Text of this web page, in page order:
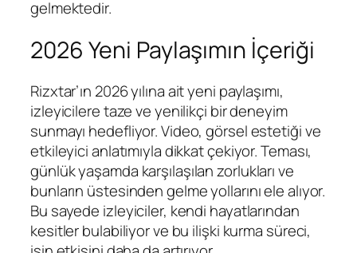
gelmektedir.
2026 Yeni Paylaşımın İçeriği
Rizxtar’ın 2026 yılına ait yeni paylaşımı,
izleyicilere taze ve yenilikçi bir deneyim
sunmayı hedefliyor. Video, görsel estetiği ve
etkileyici anlatımıyla dikkat çekiyor. Teması,
günlük yaşamda karşılaşılan zorlukları ve
bunların üstesinden gelme yollarını ele alıyor.
Bu sayede izleyiciler, kendi hayatlarından
kesitler bulabiliyor ve bu ilişki kurma süreci,